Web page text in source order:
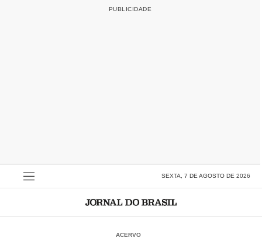
SEXTA, 7 DE AGOSTO DE 2026
ACERVO